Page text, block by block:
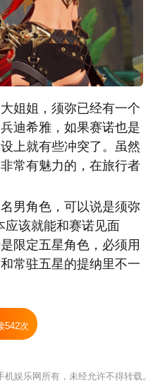
姐，须弥已经有一个
迪希雅，如果赛诺也是
上就有些冲突了。虽然
常有魅力的，在旅行者
角色，可以说是须弥
应该就能和赛诺见面
限定五星角色，必须用
常驻五星的提纳里不一
542次
机娱乐网所有，未经允许不得转载。